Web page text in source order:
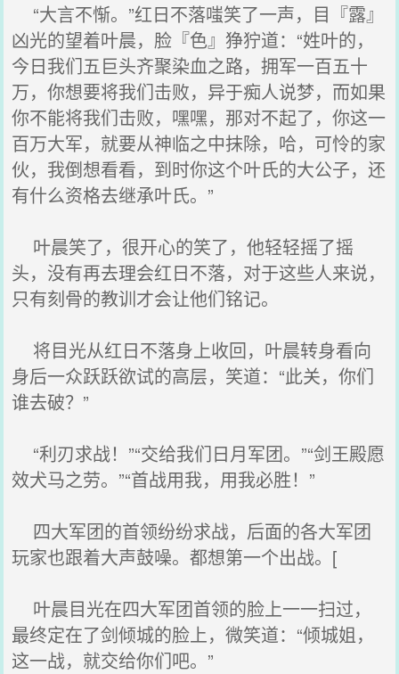
“大言不惭。”红日不落嗤笑了一声，目『露』
凶光的望着叶晨，脸『色』狰狞道：“姓叶的，
今日我们五巨头齐聚染血之路，拥军一百五十
万，你想要将我们击败，异于痴人说梦，而如果
你不能将我们击败，嘿嘿，那对不起了，你这一
百万大军，就要从神临之中抹除，哈，可怜的家
伙，我倒想看看，到时你这个叶氏的大公子，还
有什么资格去继承叶氏。”
叶晨笑了，很开心的笑了，他轻轻摇了摇
头，没有再去理会红日不落，对于这些人来说，
只有刻骨的教训才会让他们铭记。
将目光从红日不落身上收回，叶晨转身看向
身后一众跃跃欲试的高层，笑道：“此关，你们
谁去破？”
“利刃求战！”“交给我们日月军团。”“剑王殿愿
效犬马之劳。”“首战用我，用我必胜！”
四大军团的首领纷纷求战，后面的各大军团
玩家也跟着大声鼓噪。都想第一个出战。[
叶晨目光在四大军团首领的脸上一一扫过，
最终定在了剑倾城的脸上，微笑道：“倾城姐，
这一战，就交给你们吧。”